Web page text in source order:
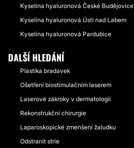
Kyselina hyaluronová České Budějovice
Kyselina hyaluronová Ústí nad Labem
Kyselina hyaluronová Pardubice
DALŠÍ HLEDÁNÍ
Plastika bradavek
Ošetření biostimulačním laserem
Laserové zákroky v dermatologii
Rekonstrukční chirurgie
Laparoskopické zmenšení žaludku
Odstranit strie